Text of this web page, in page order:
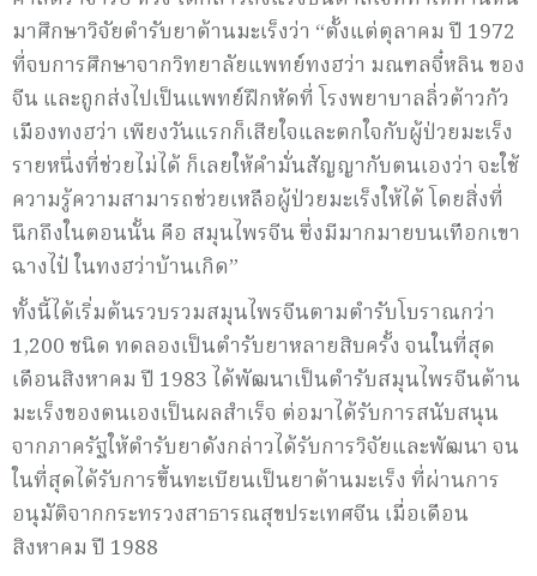
มาศึกษาวิจัยตำรับยาต้านมะเร็งว่า “ตั้งแต่ตุลาคม ปี 1972
ที่จบการศึกษาจากวิทยาลัยแพทย์ทงฮว่า มณฑลจี๋หลิน ของ
จีน และถูกส่งไปเป็นแพทย์ฝึกหัดที่ โรงพยาบาลลิ่วต้าวกัว
เมืองทงฮว่า เพียงวันแรกก็เสียใจและตกใจกับผู้ป่วยมะเร็ง
รายหนึ่งที่ช่วยไม่ได้ ก็เลยให้คำมั่นสัญญากับตนเองว่า จะใช้
ความรู้ความสามารถช่วยเหลือผู้ป่วยมะเร็งให้ได้ โดยสิ่งที่
นึกถึงในตอนนั้น คือ สมุนไพรจีน ซึ่งมีมากมายบนเทือกเขา
ฉางไป๋ ในทงฮว่าบ้านเกิด”
ทั้งนี้ได้เริ่มต้นรวบรวมสมุนไพรจีนตามตำรับโบราณกว่า
1,200 ชนิด ทดลองเป็นตำรับยาหลายสิบครั้ง จนในที่สุด
เดือนสิงหาคม ปี 1983 ได้พัฒนาเป็นตำรับสมุนไพรจีนต้าน
มะเร็งของตนเองเป็นผลสำเร็จ ต่อมาได้รับการสนับสนุน
จากภาครัฐให้ตำรับยาดังกล่าวได้รับการวิจัยและพัฒนา จน
ในที่สุดได้รับการขึ้นทะเบียนเป็นยาต้านมะเร็ง ที่ผ่านการ
อนุมัติจากกระทรวงสาธารณสุขประเทศจีน เมื่อเดือน
สิงหาคม ปี 1988